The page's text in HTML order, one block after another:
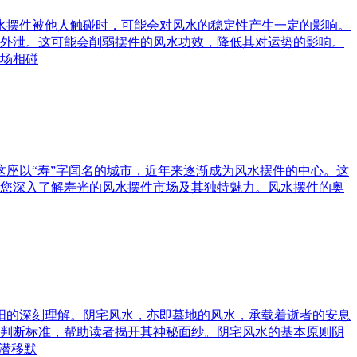
件被他人触碰时，可能会对风水的稳定性产生一定的影响。
。这可能会削弱摆件的风水功效，降低其对运势的影响。
相碰
以“寿”字闻名的城市，近年来逐渐成为风水摆件的中心。这
深入了解寿光的风水摆件市场及其独特魅力。风水摆件的奥
深刻理解。阴宅风水，亦即墓地的风水，承载着逝者的安息
断标准，帮助读者揭开其神秘面纱。阴宅风水的基本原则阴
移默